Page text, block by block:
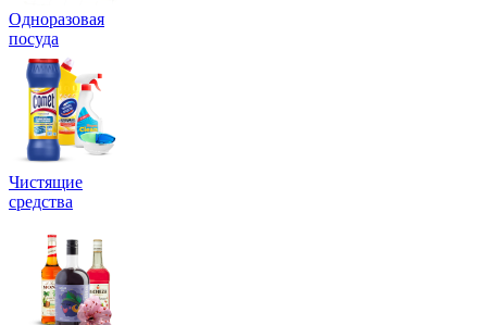
Одноразовая
посуда
Чистящие
средства